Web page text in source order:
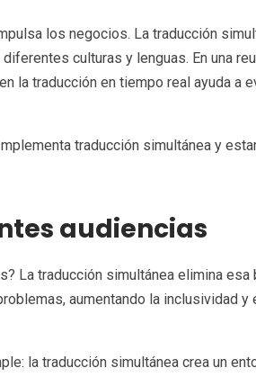
los negocios. La traducción
culturas y lenguas. En una
la traducción en tiempo real ayuda a
traducción simultánea y
audiencias
La traducción simultánea elimina esa
aumentando la inclusividad y
la traducción simultánea crea un